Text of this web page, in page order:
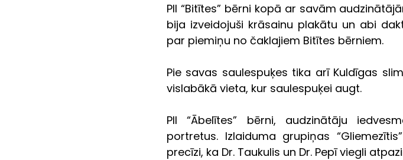
PII “Bitītes” bērni kopā ar savām
bija izveidojuši krāsainu plakātu un abi
par piemiņu no čaklajiem Bitītes bērniem.
Pie savas saulespuķes tika arī Kuldīgas
vislabākā vieta, kur saulespuķei augt.
PII “Ābelītes” bērni, audzinātāju
portretus. Izlaiduma grupiņas
precīzi, ka Dr. Taukulis un Dr. Pepī viegli